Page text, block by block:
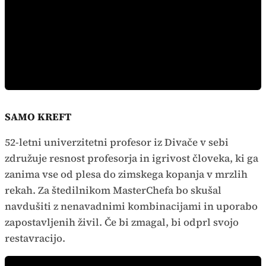
SAMO KREFT
52-letni univerzitetni profesor iz Divače v sebi
združuje resnost profesorja in igrivost človeka, ki ga
zanima vse od plesa do zimskega kopanja v mrzlih
rekah. Za štedilnikom MasterChefa bo skušal
navdušiti z nenavadnimi kombinacijami in uporabo
zapostavljenih živil. Če bi zmagal, bi odprl svojo
restavracijo.